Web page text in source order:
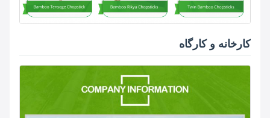
کارخانه و کارگاه